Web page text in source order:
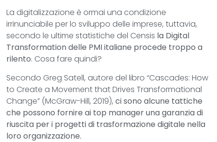
La digitalizzazione è ormai una condizione
irrinunciabile per lo sviluppo delle imprese, tuttavia,
secondo le ultime statistiche del Censis la Digital
Transformation delle PMI italiane procede troppo a
rilento. Cosa fare quindi?
Secondo Greg Satell, autore del libro “Cascades: How
to Create a Movement that Drives Transformational
Change” (McGraw-Hill, 2019),ci sono alcune tattiche
che possono fornire ai top manager una garanzia di
riuscita per i progetti di trasformazione digitale nella
loro organizzazione.